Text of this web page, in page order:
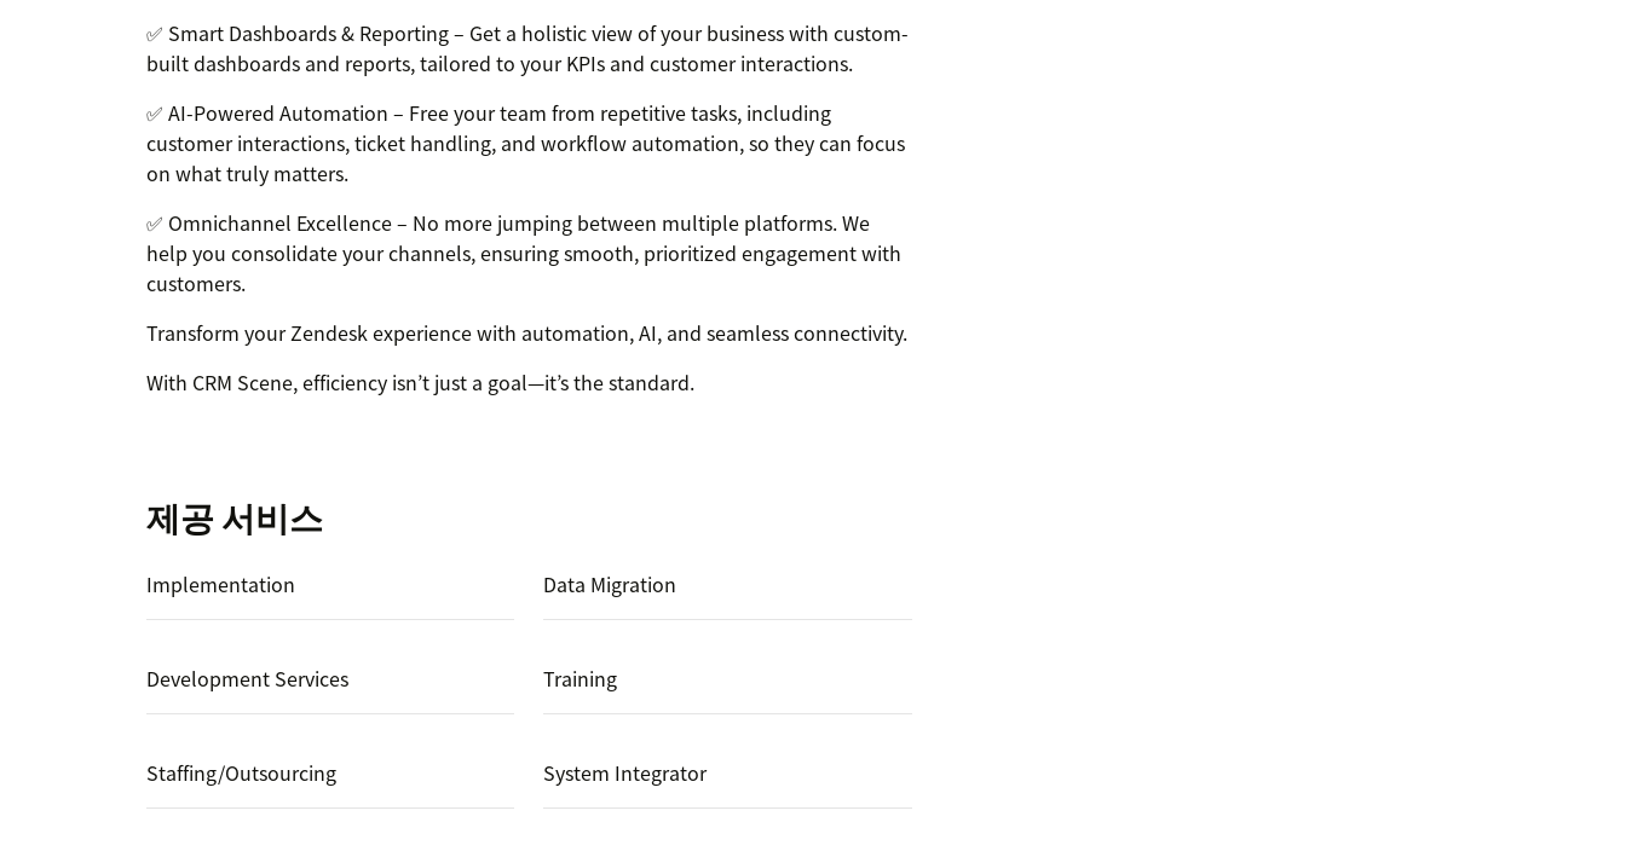
✅ Smart Dashboards & Reporting – Get a holistic view of your business with custom-
built dashboards and reports, tailored to your KPIs and customer interactions.
✅ AI-Powered Automation – Free your team from repetitive tasks, including
customer interactions, ticket handling, and workflow automation, so they can focus
on what truly matters.
✅ Omnichannel Excellence – No more jumping between multiple platforms. We
help you consolidate your channels, ensuring smooth, prioritized engagement with
customers.
Transform your Zendesk experience with automation, AI, and seamless connectivity.
With CRM Scene, efficiency isn’t just a goal—it’s the standard.
제공 서비스
Implementation Data Migration
Development Services Training
Staffing/Outsourcing System Integrator